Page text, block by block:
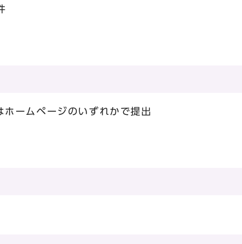
ームページのいずれかで提出